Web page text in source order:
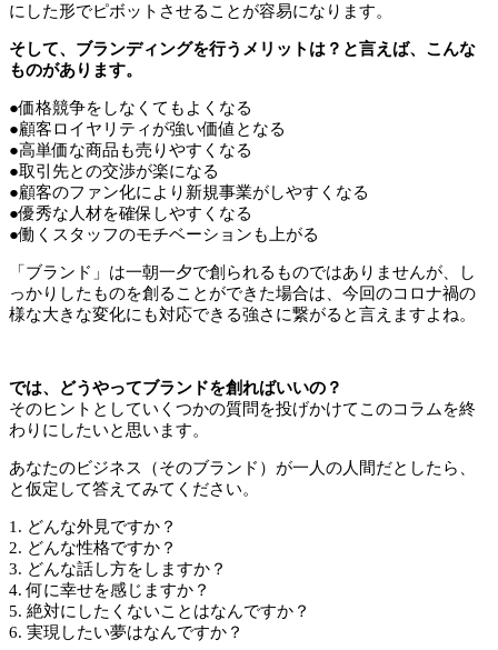
にした形でピボットさせることが容易になります。
そして、ブランディングを行うメリットは？と言えば、こんな
ものがあります。
●価格競争をしなくてもよくなる
●顧客ロイヤリティが強い価値となる
●高単価な商品も売りやすくなる
●取引先との交渉が楽になる
●顧客のファン化により新規事業がしやすくなる
●優秀な人材を確保しやすくなる
●働くスタッフのモチベーションも上がる
「ブランド」は一朝一夕で創られるものではありませんが、し
っかりしたものを創ることができた場合は、今回のコロナ禍の
様な大きな変化にも対応できる強さに繋がると言えますよね。
では、どうやってブランドを創ればいいの？
そのヒントとしていくつかの質問を投げかけてこのコラムを終
わりにしたいと思います。
あなたのビジネス（そのブランド）が一人の人間だとしたら、
と仮定して答えてみてください。
1. どんな外見ですか？
2. どんな性格ですか？
3. どんな話し方をしますか？
4. 何に幸せを感じますか？
5. 絶対にしたくないことはなんですか？
6. 実現したい夢はなんですか？